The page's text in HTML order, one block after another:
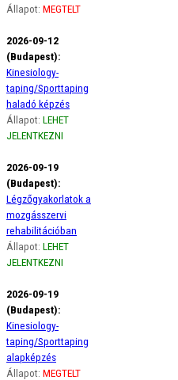
Állapot: MEGTELT
2026-09-12
(Budapest):
Kinesiology-
taping/Sporttaping
haladó képzés
Állapot: LEHET
JELENTKEZNI
2026-09-19
(Budapest):
Légzőgyakorlatok a
mozgásszervi
rehabilitációban
Állapot: LEHET
JELENTKEZNI
2026-09-19
(Budapest):
Kinesiology-
taping/Sporttaping
alapképzés
Állapot: MEGTELT